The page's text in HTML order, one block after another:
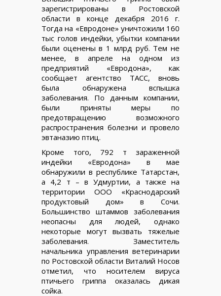
зарегистрированы в Ростовской
области в конце декабря 2016 г.
Тогда на «Евродоне» уничтожили 160
тыс голов индейки, убытки компании
были оценены в 1 млрд руб. Тем не
менее, в апреле на одном из
предприятий «Евродона», как
сообщает агентство ТАСС, вновь
была обнаружена вспышка
заболевания. По данным компании,
были приняты меры по
предотвращению возможного
распространения болезни и провело
эвтаназию птиц.
Кроме того, 792 т зараженной
индейки «Евродона» в мае
обнаружили в республике Татарстан,
а 4,2 т – в Удмуртии, а также на
территории ООО «Краснодарский
продуктовый дом» в Сочи.
Большинство штаммов заболевания
неопасны для людей, однако
некоторые могут вызвать тяжелые
заболевания. Заместитель
начальника управления ветеринарии
по Ростовской области Виталий Носов
отметил, что носителем вируса
птичьего гриппа оказалась дикая
сойка.